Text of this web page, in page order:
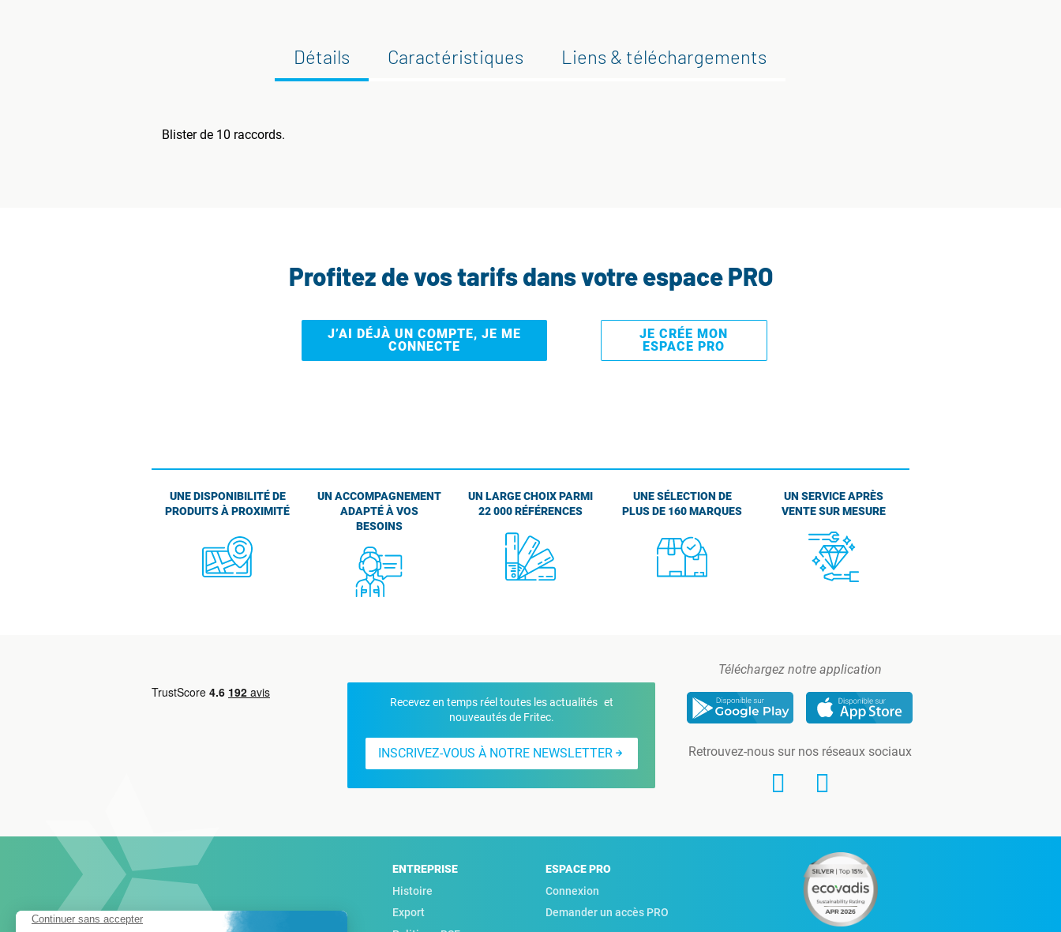
Détails Caractéristiques Liens & téléchargements
Blister de 10 raccords.
Profitez de vos tarifs dans votre espace PRO
J’AI DÉJÀ UN COMPTE, JE ME
CONNECTE
JE CRÉE MON
ESPACE PRO
UNE DISPONIBILITÉ DE
PRODUITS À PROXIMITÉ
UN ACCOMPAGNEMENT
ADAPTÉ À VOS
BESOINS
UN LARGE CHOIX PARMI
22 000 RÉFÉRENCES
UNE SÉLECTION DE
PLUS DE 160 MARQUES
UN SERVICE APRÈS
VENTE SUR MESURE
Recevez en temps réel toutes les actualités et
nouveautés de Fritec.
INSCRIVEZ-VOUS À NOTRE NEWSLETTER
Téléchargez notre application
Retrouvez-nous sur nos réseaux sociaux
ENTREPRISE
Histoire
Export
ESPACE PRO
Connexion
Demander un accès PRO